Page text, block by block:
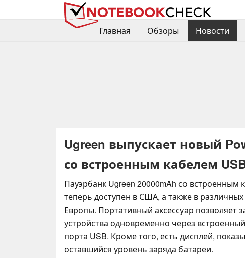
Главная
Обзоры Новости
Ugreen выпускает новый
со встроенным кабелем
Пауэрбанк Ugreen 20000mAh со встроенным
теперь доступен в США, а также в различных
Европы. Портативный аксессуар позволяет
устройства одновременно через
порта USB. Кроме того, есть дисплей,
оставшийся уровень заряда батареи.